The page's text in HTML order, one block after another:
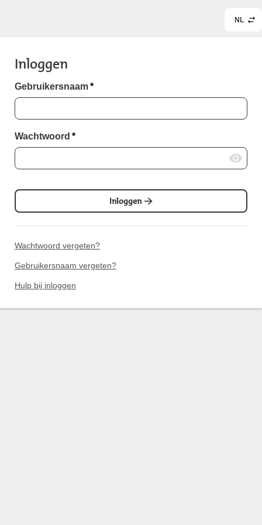
NL
Inloggen
Gebruikersnaam*
Wachtwoord *
Inloggen
Wachtwoord vergeten?
Gebruikersnaam vergeten?
Hulp bij inloggen